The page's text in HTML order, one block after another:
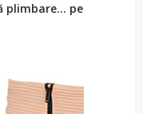
plimbare... pe